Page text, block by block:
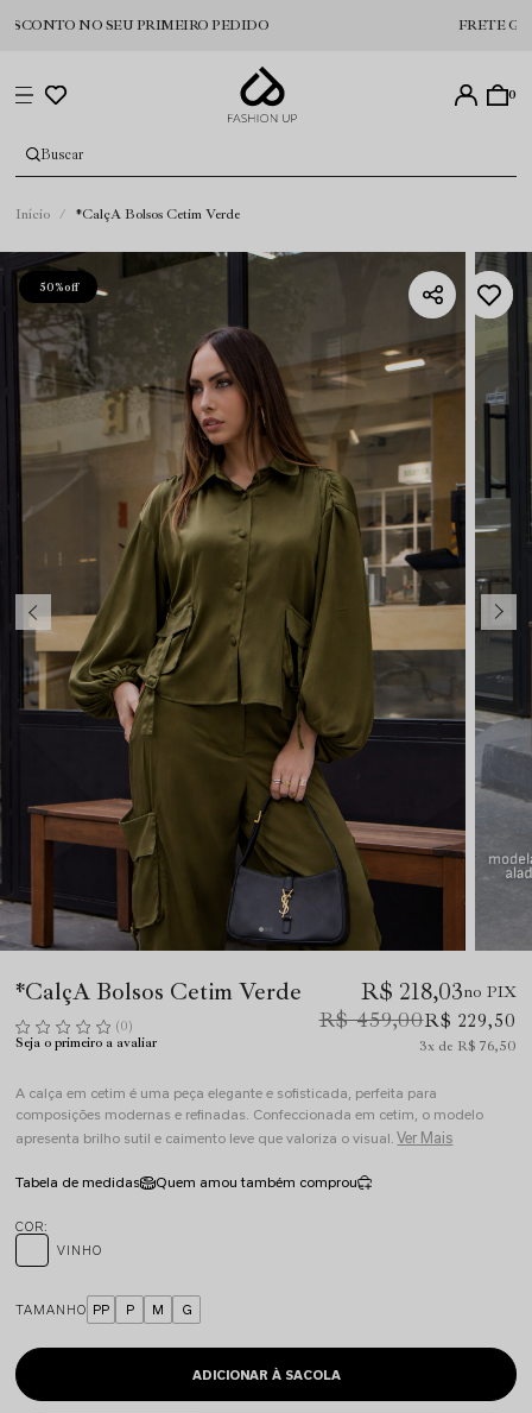
NO SEU PRIMEIRO PEDIDO FRETE GRÁTIS
0
Início *CalçA Bolsos Cetim Verde
50%off
*CalçA Bolsos Cetim Verde
(0)
Seja o primeiro a avaliar
R$ 218,03no PIX
R$ 459,00R$ 229,50
3x R$ 76,50
A calça em cetim é uma peça elegante e sofisticada, perfeita para
composições modernas e refinadas. Confeccionada em cetim, o modelo
apresenta brilho sutil e caimento leve que valoriza o visual. Ver Mais
Tabela de medidas Quem amou também comprou
VINHO
TAMANHO PP P M G